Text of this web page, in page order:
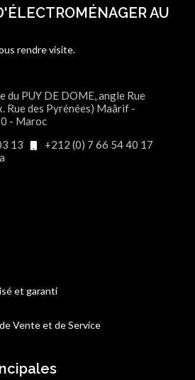
AU
rendre visite.
du PUY DE DOME, angle Rue
Rue des Pyrénées) Maârif -
- Maroc
13
+212 (0) 7 66 54 40 17
et garanti
Vente et de Service